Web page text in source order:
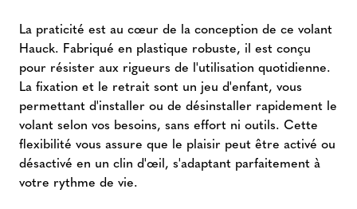
La praticité est au cœur de la conception de ce volant
Hauck. Fabriqué en plastique robuste, il est conçu
pour résister aux rigueurs de l'utilisation quotidienne.
La fixation et le retrait sont un jeu d'enfant, vous
permettant d'installer ou de désinstaller rapidement le
volant selon vos besoins, sans effort ni outils. Cette
flexibilité vous assure que le plaisir peut être activé ou
désactivé en un clin d'œil, s'adaptant parfaitement à
votre rythme de vie.